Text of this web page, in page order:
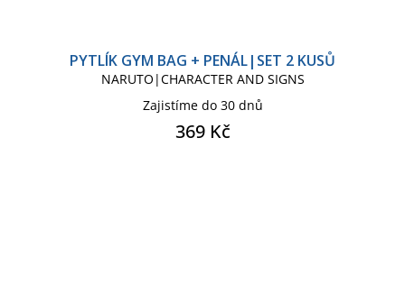
PYTLÍK GYM BAG + PENÁL|SET 2 KUSŮ
NARUTO|CHARACTER AND SIGNS
Zajistíme do 30 dnů
369 Kč